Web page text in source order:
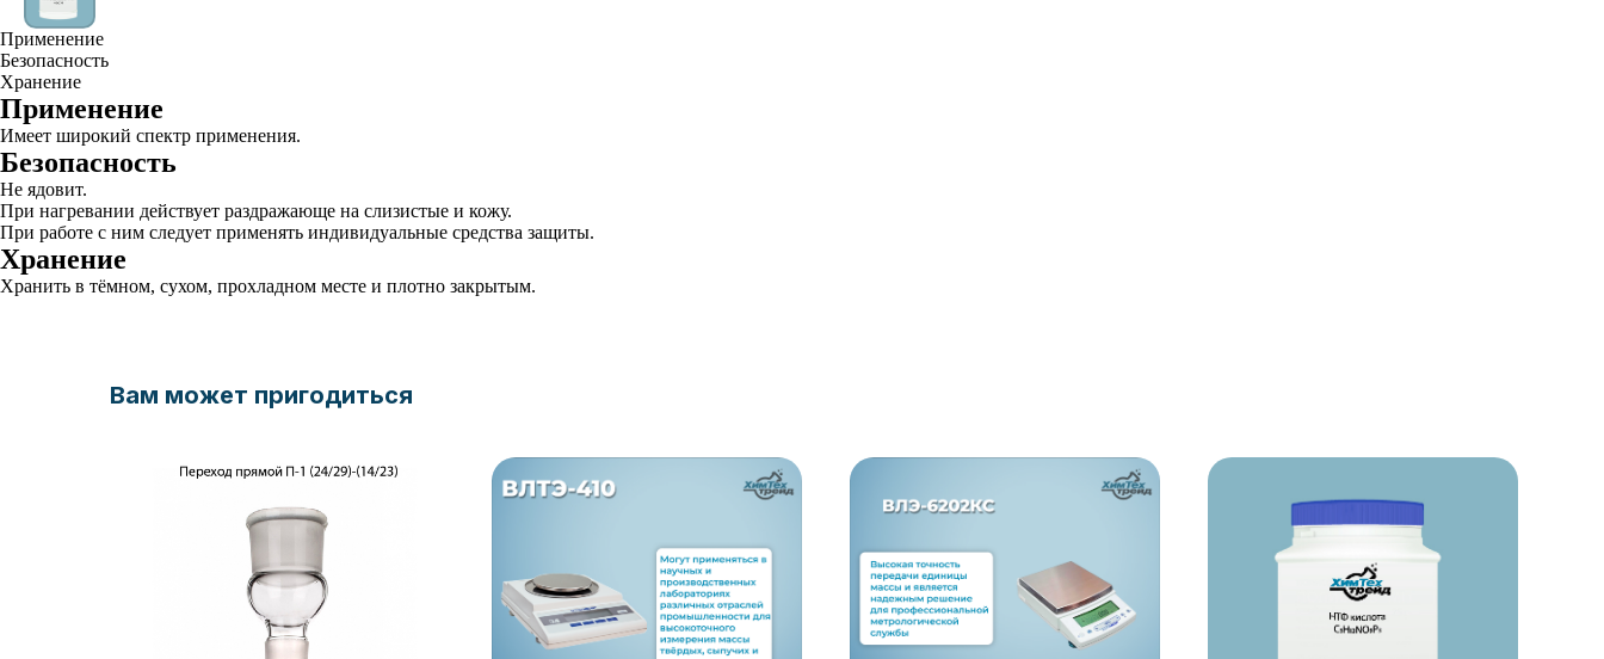
Применение
Безопасность
Хранение
Применение
Имеет широкий спектр применения.
Безопасность
Не ядовит.
При нагревании действует раздражающе на слизистые и кожу.
При работе с ним следует применять индивидуальные средства защиты.
Хранение
Хранить в тёмном, сухом, прохладном месте и плотно закрытым.
Вам может пригодиться